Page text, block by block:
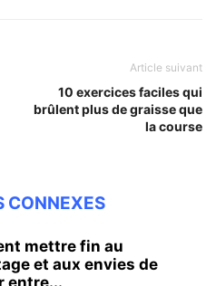
Article suivant
10 exercices faciles qui
brûlent plus de graisse que
la course
CONNEXES
mettre fin au
et aux envies de